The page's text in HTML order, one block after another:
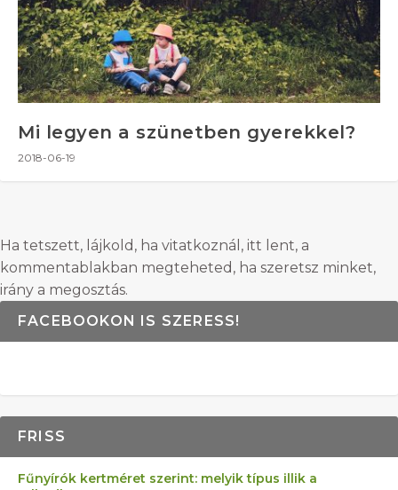
Mi legyen a szünetben gyerekkel?
2018-06-19
Ha tetszett, lájkold, ha vitatkoznál, itt lent, a
kommentablakban megteheted, ha szeretsz minket,
irány a megosztás.
FACEBOOKON IS SZERESS!
FRISS
Fűnyírók kertméret szerint: melyik típus illik a